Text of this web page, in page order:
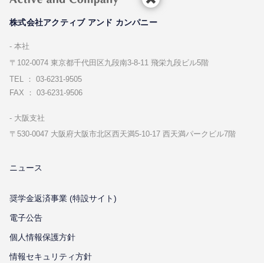
株式会社アクティブ アンド カンパニー
本社
〒102-0074 東京都千代⽥区九段南3-8-11 飛栄九段ビル5階
TEL ： 03-6231-9505
FAX ： 03-6231-9506
⼤阪⽀社
〒530-0047 ⼤阪府⼤阪市北区⻄天満5-10-17 ⻄天満パークビル7階
ニュース
奨学金返済事業 (特設サイト)
電子公告
個⼈情報保護⽅針
情報セキュリティ⽅針